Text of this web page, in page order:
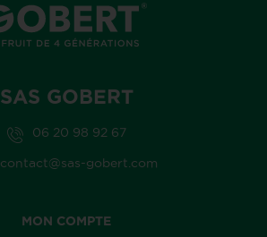
SAS GOBERT
06 20 98 92 67
contact@sas-gobert.com
MON COMPTE